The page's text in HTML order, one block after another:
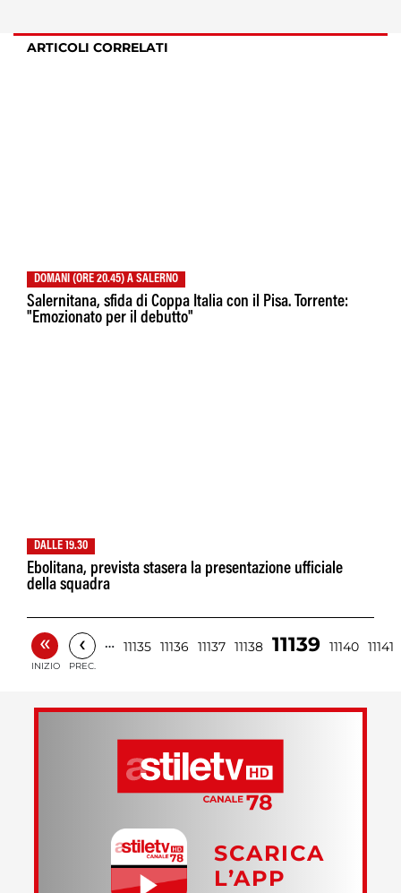
ARTICOLI CORRELATI
DOMANI (ORE 20.45) A SALERNO
Salernitana, sfida di Coppa Italia con il Pisa. Torrente:
"Emozionato per il debutto"
DALLE 19.30
Ebolitana, prevista stasera la presentazione ufficiale
della squadra
«
INIZIO
‹
PREC.
… 11135 11136 11137 11138 11139 11140 11141
SCARICA
L’APP